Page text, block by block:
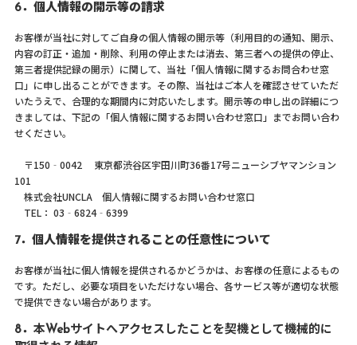
6．個人情報の開示等の請求
お客様が当社に対してご自身の個人情報の開示等（利用目的の通知、開示、
内容の訂正・追加・削除、利用の停止または消去、第三者への提供の停止、
第三者提供記録の開示）に関して、当社「個人情報に関するお問合わせ窓
口」に申し出ることができます。その際、当社はご本人を確認させていただ
いたうえで、合理的な期間内に対応いたします。開示等の申し出の詳細につ
きましては、下記の「個人情報に関するお問い合わせ窓口」までお問い合わ
せください。
〒150‐0042 東京都渋谷区宇田川町36番17号ニューシブヤマンション
101
株式会社UNCLA 個人情報に関するお問い合わせ窓口
TEL： 03‐6824‐6399
7．個人情報を提供されることの任意性について
お客様が当社に個人情報を提供されるかどうかは、お客様の任意によるもの
です。ただし、必要な項目をいただけない場合、各サービス等が適切な状態
で提供できない場合があります。
8． 本Webサイトへアクセスしたことを契機として機械的に